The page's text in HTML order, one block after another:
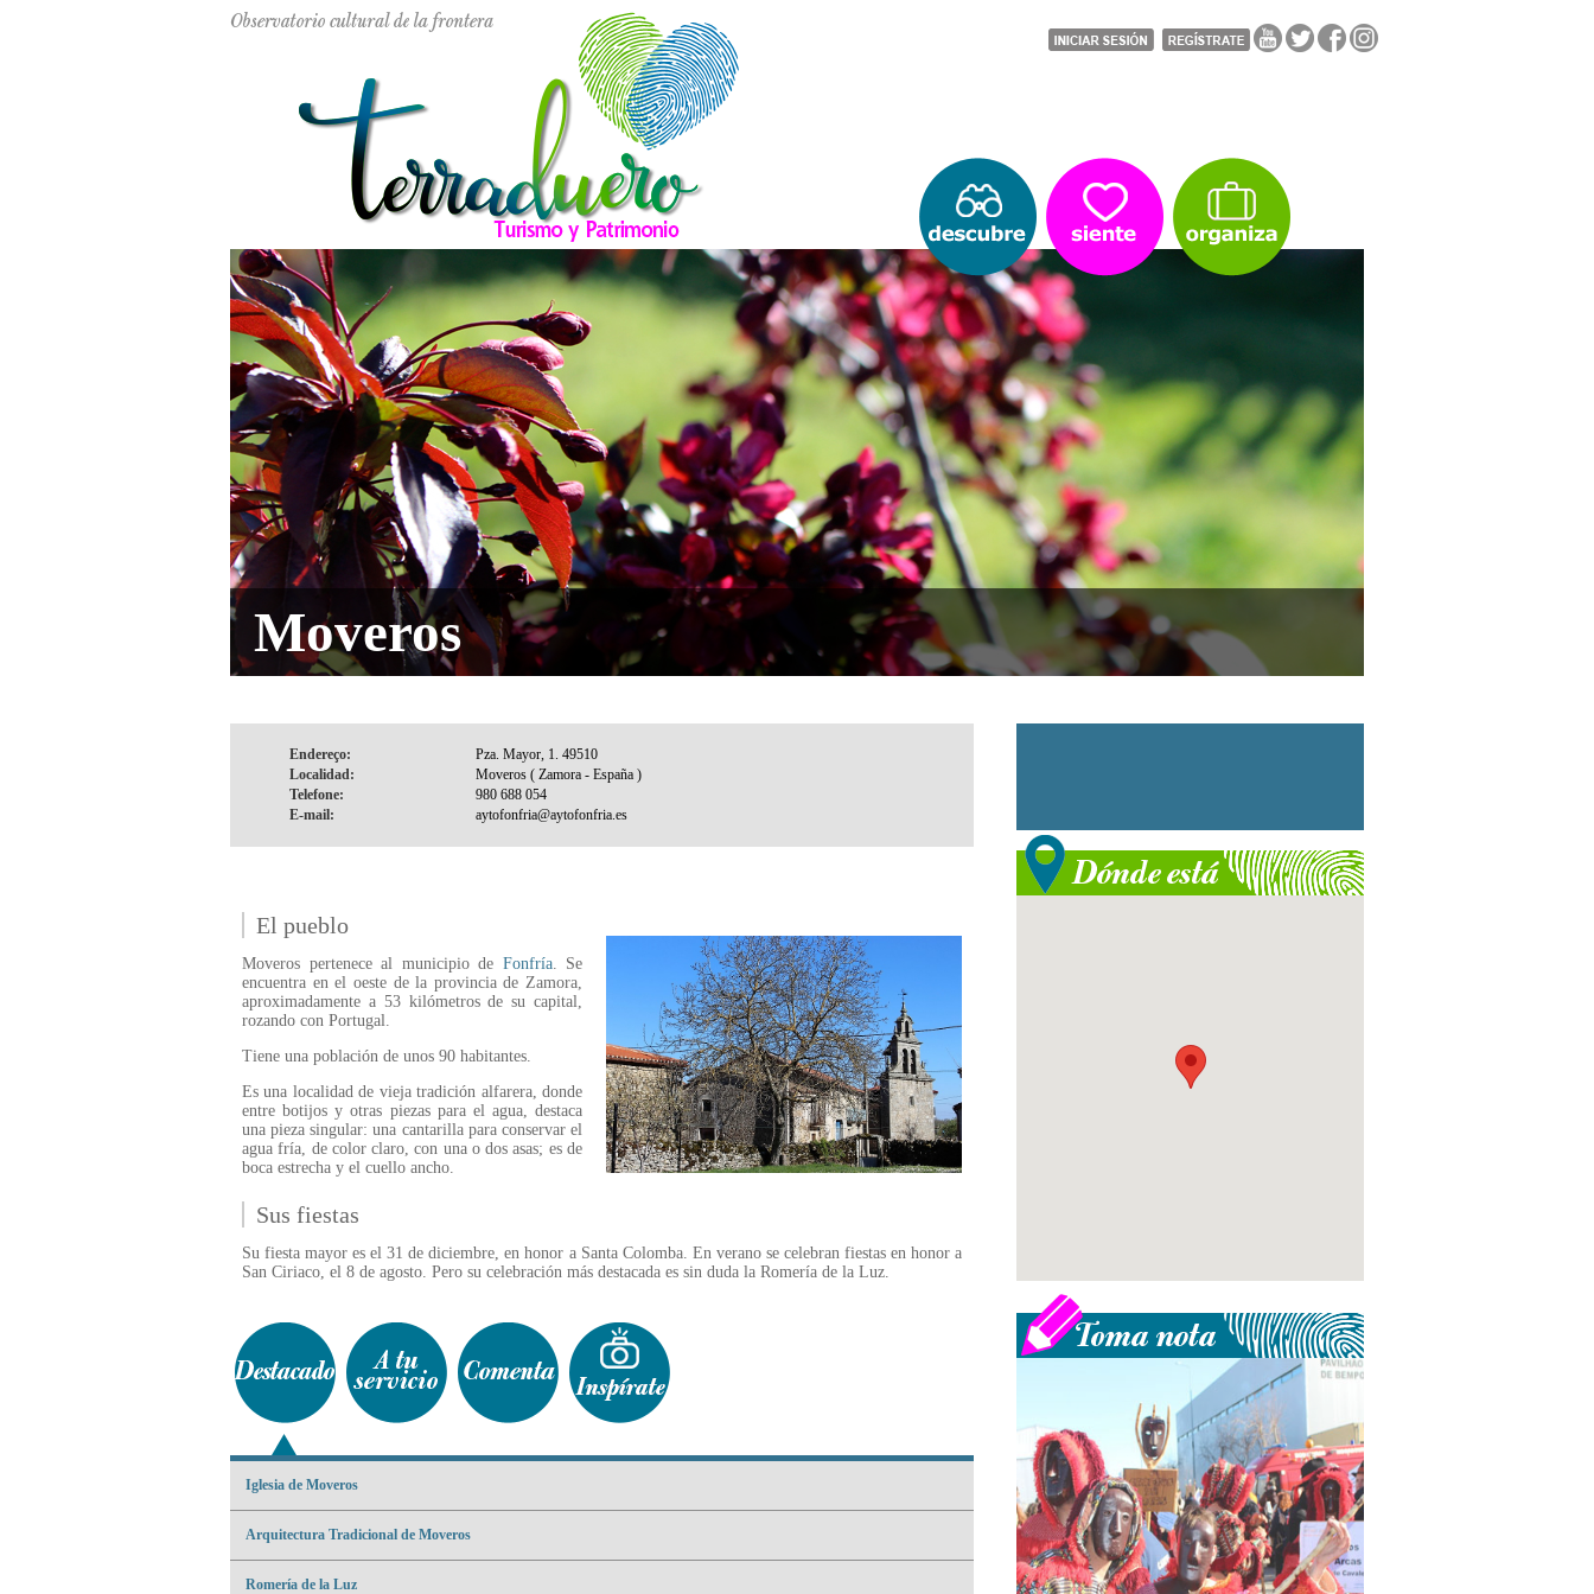
Moveros
Endereço:
Localidad:
Telefone:
E-mail:
El pueblo
Moveros pertenece al municipio de Fonfría. Se
encuentra en el oeste de la provincia de Zamora,
aproximadamente a 53 kilómetros de su capital,
rozando con Portugal.
Tiene una población de unos 90 habitantes.
Es una localidad de vieja tradición alfarera, donde
entre botijos y otras piezas para el agua, destaca
una pieza singular: una cantarilla para conservar el
agua fría, de color claro, con una o dos asas; es de
boca estrecha y el cuello ancho.
Sus fiestas
Su fiesta mayor es el 31 de diciembre, en honor a Santa Colomba. En verano se celebran fiestas en honor a
San Ciriaco, el 8 de agosto. Pero su celebración más destacada es sin duda la Romería de la Luz.
Iglesia de Moveros
Arquitectura Tradicional de Moveros
Romería de la Luz